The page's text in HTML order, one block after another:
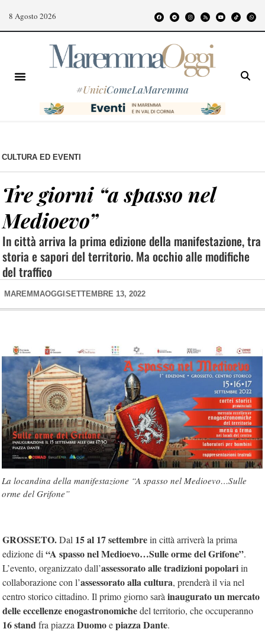
8 Agosto 2026
#UniciComeLaMaremma
CULTURA ED EVENTI
Tre giorni “a spasso nel
Medioevo”
In città arriva la prima edizione della manifestazione, tra
storia e sapori del territorio. Ma occhio alle modifiche
del traffico
MAREMMAOGGI SETTEMBRE 13, 2022
La locandina della manifestazione “A spasso nel Medioevo…Sulle
orme del Grifone”
GROSSETO.Dal 15 al 17 settembrein città arriverà la prima
edizione di “A spasso nel Medioevo…Sulle orme del Grifone”.
L’evento, organizzato dall’assessorato alle tradizioni popolariin
collaborazione con l’assessorato alla cultura, prenderà il via nel
centro storico cittadino. Il primo giorno sarà inaugurato un mercato
delle eccellenze enogastronomichedel territorio, che occuperanno
16 standfra piazza Duomoepiazza Dante.